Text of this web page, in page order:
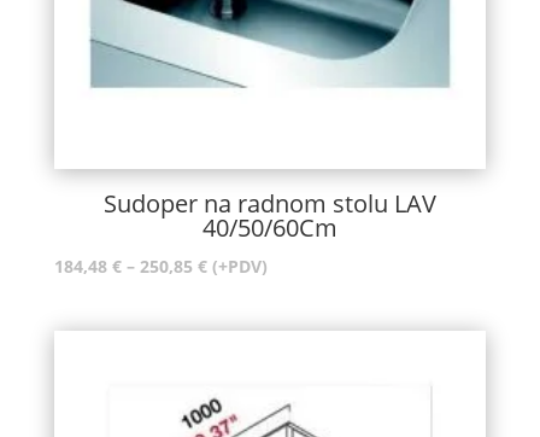
Sudoper na radnom stolu LAV
40/50/60Cm
184,48 € – 250,85 €Raspon
250,85 €
(+PDV)